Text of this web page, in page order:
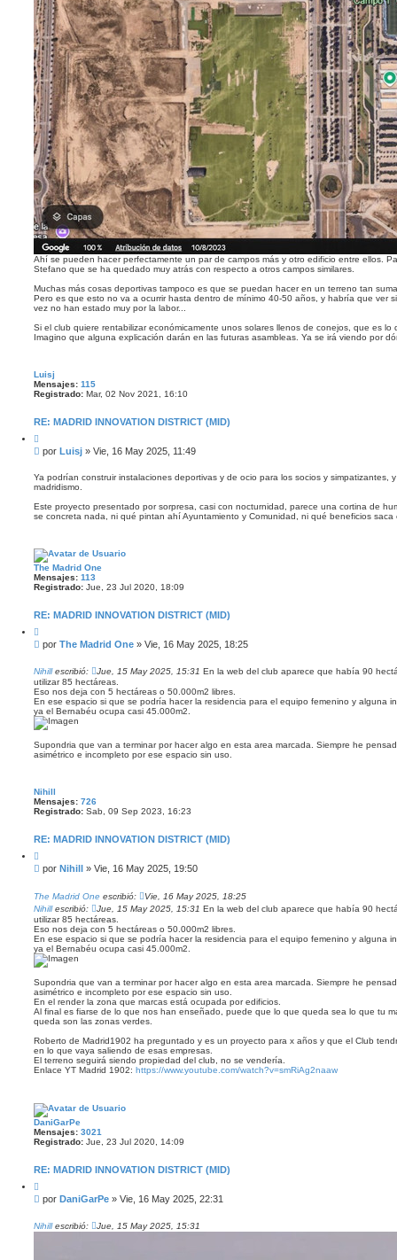
Ahí se pueden hacer perfectamente un par de campos más y otro edificio entre ellos.
Stefano que se ha quedado muy atrás con respecto a otros campos similares.
Muchas más cosas deportivas tampoco es que se puedan hacer en un terreno tan
Pero es que esto no va a ocurrir hasta dentro de mínimo 40-50 años, y habría que ver
vez no han estado muy por la labor...
Si el club quiere rentabilizar económicamente unos solares llenos de conejos, que es
Imagino que alguna explicación darán en las futuras asambleas. Ya se irá viendo por
Luisj
Mensajes: 115
Registrado: Mar, 02 Nov 2021, 16:10
RE: MADRID INNOVATION DISTRICT (MID)
i
t
r
M
n
s
j
por Luisj » Vie, 16 May 2025, 11:49
Ya podrían construir instalaciones deportivas y de ocio para los socios y simpatizantes,
madridismo.
Este proyecto presentado por sorpresa, casi con nocturnidad, parece una cortina de
se concreta nada, ni qué pintan ahí Ayuntamiento y Comunidad, ni qué beneficios saca
The Madrid One
Mensajes: 113
Registrado: Jue, 23 Jul 2020, 18:09
RE: MADRID INNOVATION DISTRICT (MID)
i
t
r
M
n
s
a
j
e
por The Madrid One » Vie, 16 May 2025, 18:25
Nihillescribió: Jue, 15 May 2025, 15:31 En la web del club aparece que había 90
utilizar 85 hectáreas.
Eso nos deja con 5 hectáreas o 50.000m2 libres.
En ese espacio si que se podría hacer la residencia para el equipo femenino y alguna
ya el Bernabéu ocupa casi 45.000m2.
Supondria que van a terminar por hacer algo en esta area marcada. Siempre he
asimétrico e incompleto por ese espacio sin uso.
Nihill
Mensajes: 726
Registrado: Sab, 09 Sep 2023, 16:23
RE: MADRID INNOVATION DISTRICT (MID)
i
t
r
M
n
s
a
j
e
por Nihill » Vie, 16 May 2025, 19:50
The Madrid One escribió:
Vie, 16 May 2025, 18:25
Nihillescribió: Jue, 15 May 2025, 15:31 En la web del club aparece que había 90
utilizar 85 hectáreas.
Eso nos deja con 5 hectáreas o 50.000m2 libres.
En ese espacio si que se podría hacer la residencia para el equipo femenino y alguna
ya el Bernabéu ocupa casi 45.000m2.
Supondria que van a terminar por hacer algo en esta area marcada. Siempre he
asimétrico e incompleto por ese espacio sin uso.
En el render la zona que marcas está ocupada por edificios.
Al final es fiarse de lo que nos han enseñado, puede que lo que queda sea lo que tu
queda son las zonas verdes.
Roberto de Madrid1902 ha preguntado y es un proyecto para x años y que el Club
en lo que vaya saliendo de esas empresas.
El terreno seguirá siendo propiedad del club, no se vendería.
Enlace YT Madrid 1902: https://www.youtube.com/watch?v=smRiAg2naaw
DaniGarPe
Mensajes: 3021
Registrado: Jue, 23 Jul 2020, 14:09
RE: MADRID INNOVATION DISTRICT (MID)
i
t
r
M
n
s
por DaniGarPe » Vie, 16 May 2025, 22:31
Nihillescribió: Jue, 15 May 2025, 15:31